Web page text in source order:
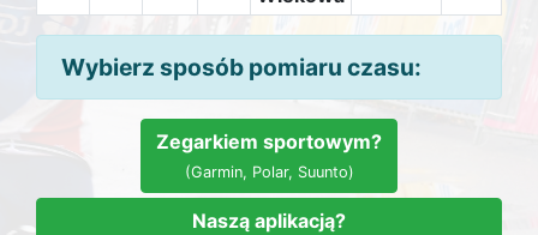
Wybierz sposób pomiaru czasu:
Zegarkiem sportowym?
(Garmin, Polar, Suunto)
Naszą aplikacją?